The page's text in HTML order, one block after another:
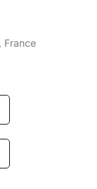
France